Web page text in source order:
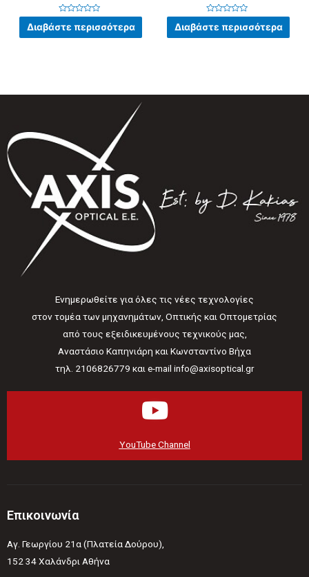
με
Διαβάστε περισσότερα
με
Διαβάστε περισσότερα
Ενημερωθείτε για όλες τις νέες τεχνολογίες
στον τομέα των μηχανημάτων, Οπτικής και Οπτομετρίας
από τους εξειδικευμένους τεχνικούς μας,
Αναστάσιο Καπηνιάρη και Κωνσταντίνο Βήχα
τηλ. 2106826779 και e-mail info@axisoptical.gr
YouTube Channel
Επικοινωνία
Αγ. Γεωργίου 21α (Πλατεία Δούρου),
152 34 Χαλάνδρι Αθήνα